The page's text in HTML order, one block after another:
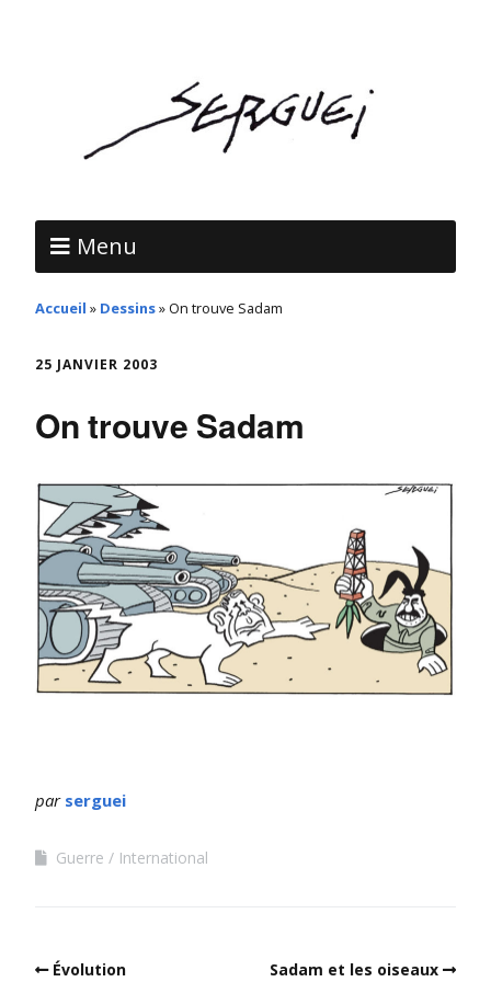
Menu
Accueil » Dessins» On trouve Sadam
25 JANVIER 2003
On trouve Sadam
par serguei
Guerre International
Évolution Sadam et les oiseaux